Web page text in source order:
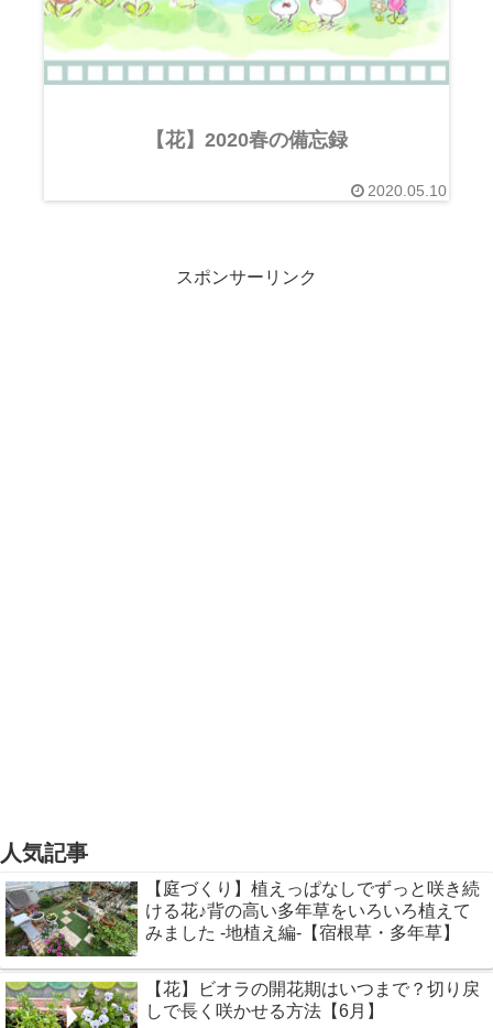
【花】2020春の備忘録
2020.05.10
スポンサーリンク
人気記事
【庭づくり】植えっぱなしでずっと咲き続
ける花♪背の高い多年草をいろいろ植えて
みました -地植え編-【宿根草・多年草】
【花】ビオラの開花期はいつまで？切り戻
しで長く咲かせる方法【6月】